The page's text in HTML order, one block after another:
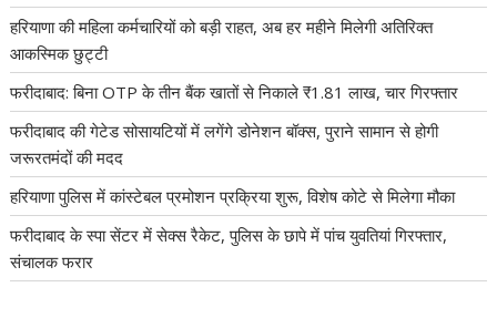
हरियाणा की महिला कर्मचारियों को बड़ी राहत, अब हर महीने मिलेगी अतिरिक्त
आकस्मिक छुट्टी
फरीदाबाद: बिना OTP के तीन बैंक खातों से निकाले ₹1.81 लाख, चार गिरफ्तार
फरीदाबाद की गेटेड सोसायटियों में लगेंगे डोनेशन बॉक्स, पुराने सामान से होगी
जरूरतमंदों की मदद
हरियाणा पुलिस में कांस्टेबल प्रमोशन प्रक्रिया शुरू, विशेष कोटे से मिलेगा मौका
फरीदाबाद के स्पा सेंटर में सेक्स रैकेट, पुलिस के छापे में पांच युवतियां गिरफ्तार,
संचालक फरार